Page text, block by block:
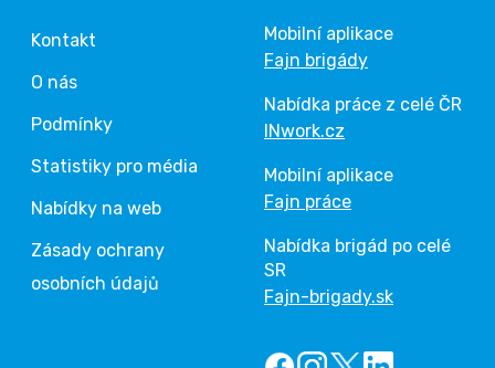
Kontakt
O nás
Podmínky
Statistiky pro média
Nabídky na web
Zásady ochrany
osobních údajů
Mobilní aplikace
Fajn brigády
Nabídka práce z celé ČR
INwork.cz
Mobilní aplikace
Fajn práce
Nabídka brigád po celé
SR
Fajn-brigady.sk